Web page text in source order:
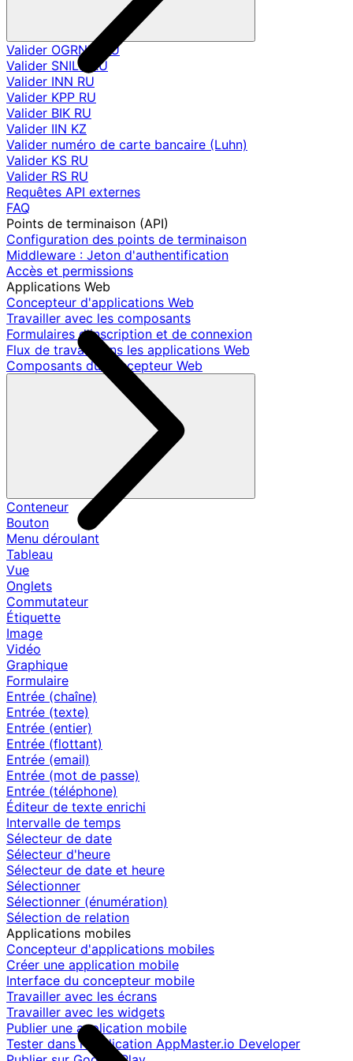
Valider OGRNIP RU
Valider SNILS RU
Valider INN RU
Valider KPP RU
Valider BIK RU
Valider IIN KZ
Valider numéro de carte bancaire (Luhn)
Valider KS RU
Valider RS RU
Requêtes API externes
FAQ
Points de terminaison (API)
Configuration des points de terminaison
Middleware : Jeton d'authentification
Accès et permissions
Applications Web
Concepteur d'applications Web
Travailler avec les composants
Formulaires d'inscription et de connexion
Flux de travail dans les applications Web
Composants du concepteur Web
Conteneur
Bouton
Menu déroulant
Tableau
Vue
Onglets
Commutateur
Étiquette
Image
Vidéo
Graphique
Formulaire
Entrée (chaîne)
Entrée (texte)
Entrée (entier)
Entrée (flottant)
Entrée (email)
Entrée (mot de passe)
Entrée (téléphone)
Éditeur de texte enrichi
Intervalle de temps
Sélecteur de date
Sélecteur d'heure
Sélecteur de date et heure
Sélectionner
Sélectionner (énumération)
Sélection de relation
Applications mobiles
Concepteur d'applications mobiles
Créer une application mobile
Interface du concepteur mobile
Travailler avec les écrans
Travailler avec les widgets
Publier une application mobile
Tester dans l'application AppMaster.io Developer